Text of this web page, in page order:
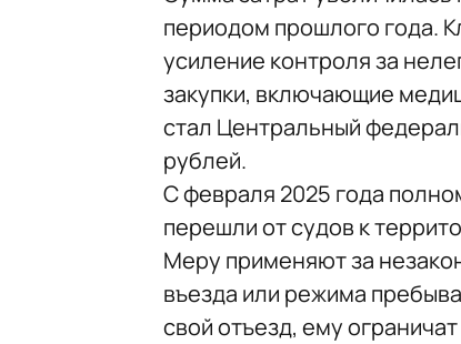
периодом прошлого года.
усиление контроля за
закупки, включающие
стал Центральный
рублей.
С февраля 2025 года
перешли от судов к
Меру применяют за
въезда или режима
свой отъезд, ему